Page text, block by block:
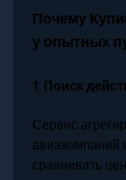
Почему
у опытных
1. Поиск
Сервис
авиакомпаний
сравнивать